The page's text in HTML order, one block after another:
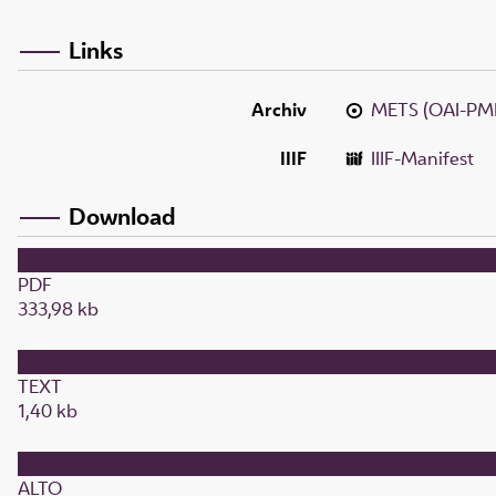
Links
Archiv
METS (OAI-
IIIF
IIIF-Manifest
Download
PDF
333,98 kb
TEXT
1,40 kb
ALTO